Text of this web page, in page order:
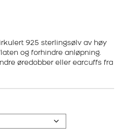
925 sterlingsølv av høy
og forhindre anløpning.
øredobber eller earcuffs fra